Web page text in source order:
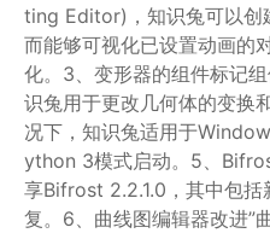
ting Editor)，知识兔可以创
而能够可视化已设置动画的
化。3、变形器的组件标记
识兔用于更改几何体的变换
况下，知识兔适用于
ython 3模式启动。5、
享Bifrost 2.2.1.0，其中包括
复。6、曲线图编辑器改进”